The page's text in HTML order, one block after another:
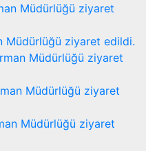
Müdürlüğü ziyaret
Müdürlüğü ziyaret edildi.
Müdürlüğü ziyaret
Müdürlüğü ziyaret
Müdürlüğü ziyaret